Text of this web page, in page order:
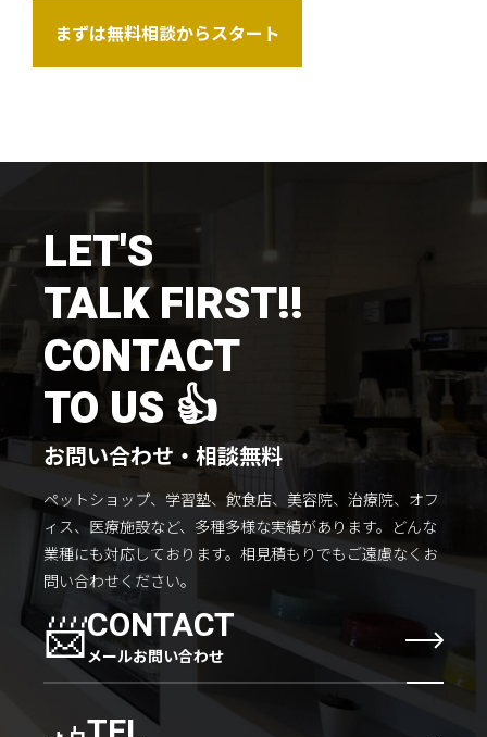
まずは無料相談からスタート
LET'S
TALK FIRST!!
CONTACT
TO US 👍
お問い合わせ・相談無料
ペットショップ、学習塾、飲食店、美容院、治療院、オフ
ィス、医療施設など、多種多様な実績があります。 どんな
業種にも対応しております。 相見積もりでもご遠慮なくお
問い合わせください。
📨CONTACT
メールお問い合わせ